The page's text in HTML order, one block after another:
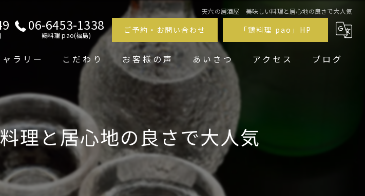
天六の居酒屋 美味しい料理と居心地の良さで大人気
06-6453-1338
鶏料理 pao(福島)
ご予約・お問い合わせ 「鶏料理 pao」HP
ャラリー こだわり お客様の声 あいさつ アクセス ブログ
理と居心地の良さで大人気